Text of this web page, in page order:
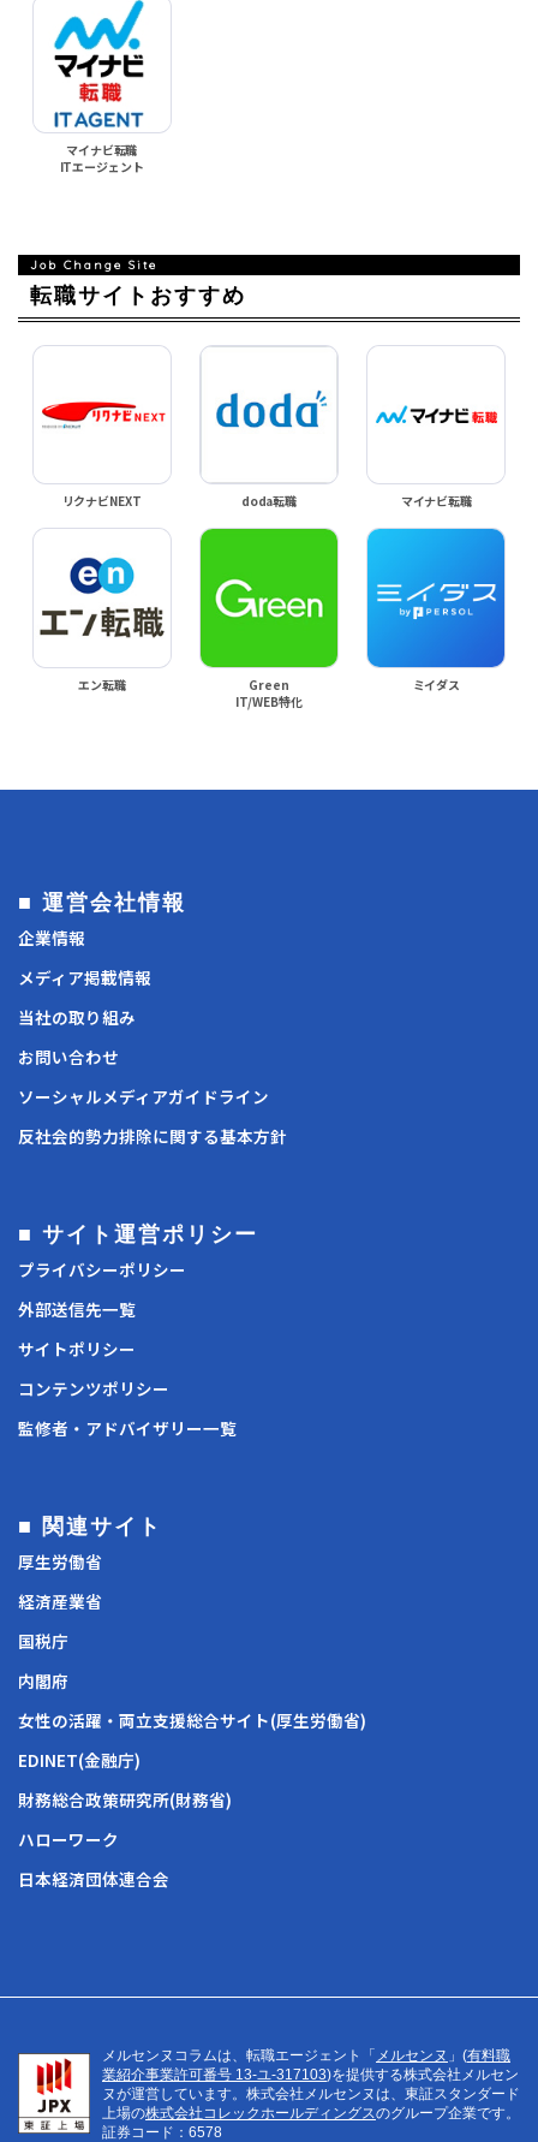
マイナビ転職
ITエージェント
転職サイトおすすめ
リクナビNEXT doda転職 マイナビ転職
エン転職
Green
IT/WEB特化
ミイダス
■ 運営会社情報
企業情報
メディア掲載情報
当社の取り組み
お問い合わせ
ソーシャルメディアガイドライン
反社会的勢力排除に関する基本方針
■ サイト運営ポリシー
プライバシーポリシー
外部送信先一覧
サイトポリシー
コンテンツポリシー
監修者・アドバイザリー一覧
■ 関連サイト
厚生労働省
経済産業省
国税庁
内閣府
女性の活躍・両立支援総合サイト(厚生労働省)
EDINET(金融庁)
財務総合政策研究所(財務省)
ハローワーク
日本経済団体連合会
メルセンヌコラムは、転職エージェント「 メルセンヌ 」(有料職
業紹介事業許可番号 13-ユ-317103)を提供する株式会社メルセン
ヌが運営しています。株式会社メルセンヌは、東証スタンダード
上場の株式会社コレックホールディングスのグループ企業です。
証券コード：6578